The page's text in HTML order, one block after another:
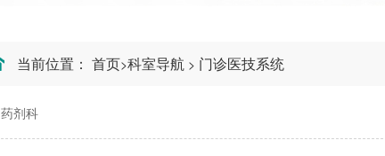
当前位置： 首页>科室导航 > 门诊医技系统
药剂科